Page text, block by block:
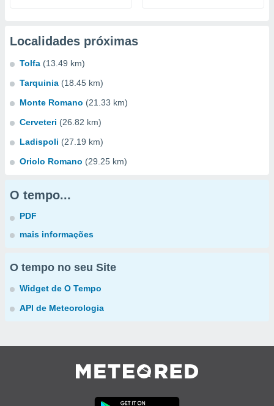
Localidades próximas
Tolfa (13.49 km)
Tarquinia (18.45 km)
Monte Romano (21.33 km)
Cerveteri (26.82 km)
Ladispoli (27.19 km)
Oriolo Romano (29.25 km)
O tempo...
PDF
mais informações
O tempo no seu Site
Widget de O Tempo
API de Meteorologia